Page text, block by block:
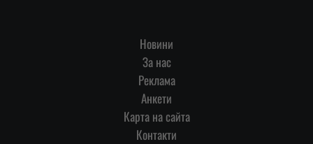
Новини
За нас
Реклама
Анкети
Карта на сайта
Контакти